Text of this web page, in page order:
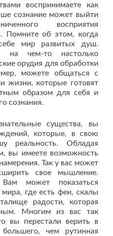
воспринимаете как
сознание может выйти
восприятия
Помните об этом, когда
мир развитых душ.
на чем-то настолько
орудия для обработки
можете общаться с
жизни, которые готовят
образом для себя и
сознания.
существа, вы
которые, в свою
реальность. Обладая
вы имеете возможность
Так у вас может
свое мышление.
может показаться
где есть феи, скалы
радости, которая
Многим из вас так
вы перестали верить в
чем рутинная